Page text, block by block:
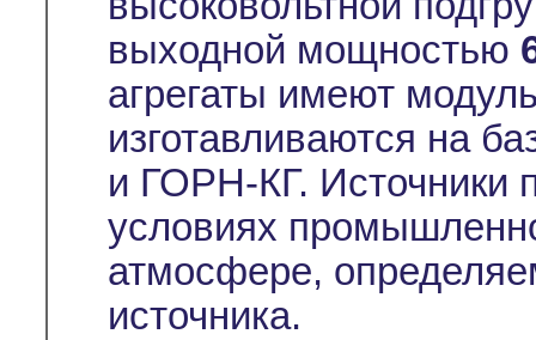
выходной мощностью
агрегаты имеют
изготавливаются на
и ГОРН-КГ. Источники
условиях
атмосфере,
источника.